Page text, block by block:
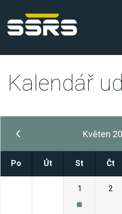
Kalendář
Květen
Po Út St Čt
1 2